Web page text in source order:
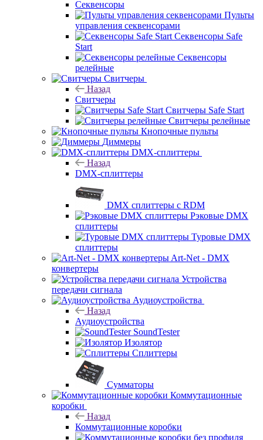
Секвенсоры
Пульты
управления секвенсорами
Секвенсоры Safe
Start
Секвенсоры
релейные
Свитчеры
Назад
Свитчеры
Свитчеры Safe Start
Свитчеры релейные
Кнопочные пульты
Диммеры
DMX-сплиттеры
Назад
DMX-сплиттеры
DMX сплиттеры с RDM
Рэковые DMX
сплиттеры
Туровые DMX
сплиттеры
Art-Net - DMX
конвертеры
Устройства
передачи сигнала
Аудиоустройства
Назад
Аудиоустройства
SoundTester
Изолятор
Сплиттеры
Сумматоры
Коммутационные
коробки
Назад
Коммутационные коробки